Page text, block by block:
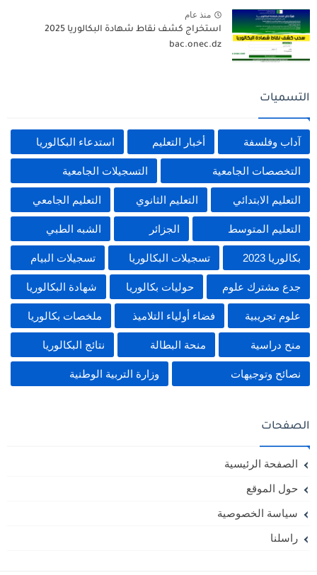
منذ عام
استخراج كشف نقاط شهادة البكالوريا 2025
bac.onec.dz
التسميات
آداب وفلسفة أخبار التعليم استدعاء البكالوريا
التخصصات الجامعية التسجيلات الجامعية
التعليم الابتدائي التعليم الثانوي التعليم الجامعي
التعليم المتوسط الجزائر الشبه الطبي
بكالوريا 2023 تسجيلات البكالوريا تسجيلات البيام
جدع مشترك علوم حوليات بكالوريا شهادة البكالوريا
علوم تجريبية فضاء أولياء التلاميذ ملخصات بكالوريا
منح دراسية منحة البطالة نتائج البكالوريا
نصائح وتوجيهات وزارة التربية الوطنية
الصفحات
الصفحة الرئيسية
حول الموقع
سياسة الخصوصية
راسلنا